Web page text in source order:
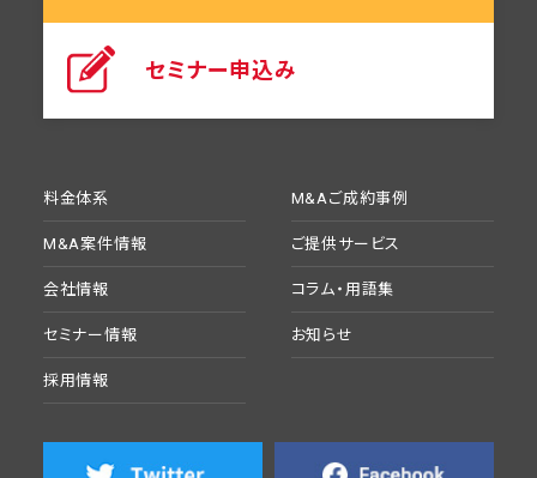
料金体系 M&Aご成約事例
M&A案件情報 ご提供サービス
会社情報 コラム・用語集
セミナー情報 お知らせ
採用情報
セミナー申込み